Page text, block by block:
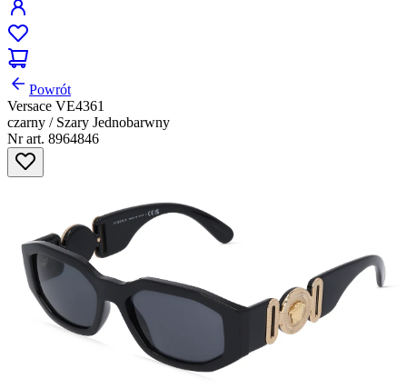
Powrót
Versace VE4361
czarny / Szary Jednobarwny
Nr art. 8964846